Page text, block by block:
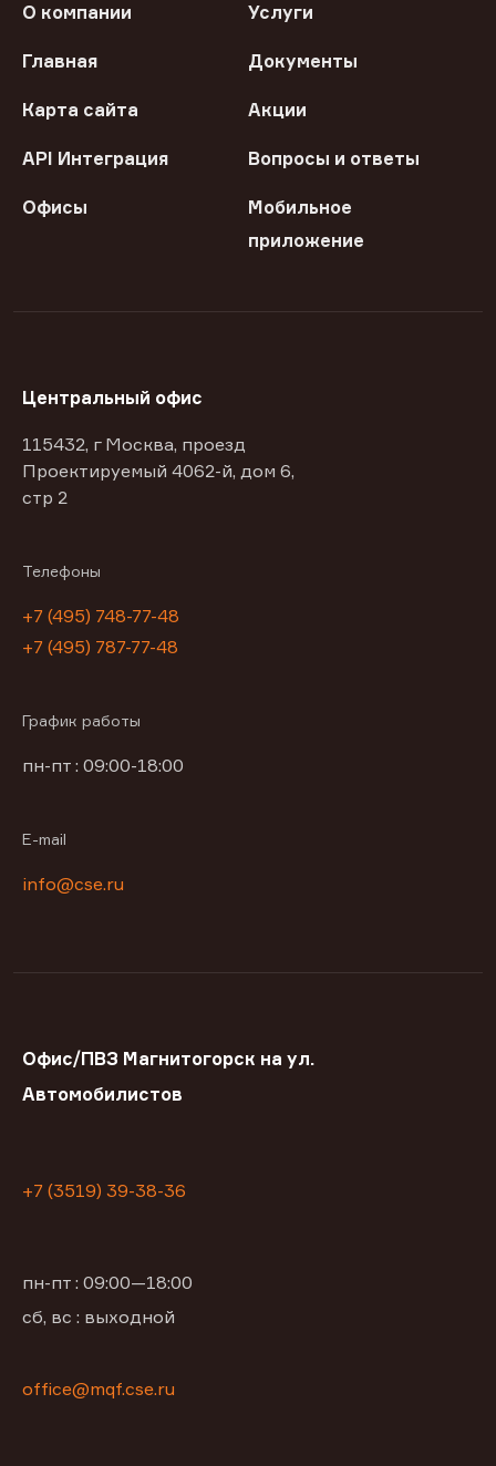
О компании Услуги
Главная Документы
Карта сайта Акции
API Интеграция Вопросы и ответы
Офисы
Мобильное
приложение
Центральный офис
115432, г Москва, проезд
Проектируемый 4062-й, дом 6,
стр 2
Телефоны
+7 (495) 748-77-48
+7 (495) 787-77-48
График работы
пн-пт : 09:00-18:00
E-mail
info@cse.ru
Офис/ПВЗ Магнитогорск на ул.
Автомобилистов
+7 (3519) 39-38-36
пн-пт : 09:00—18:00
сб, вс : выходной
office@mqf.cse.ru